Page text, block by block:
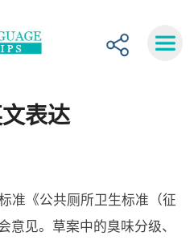
表达
准《公共厕所卫生标准（征
意见。草案中的臭味分级、